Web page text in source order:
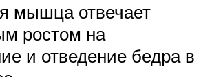
мышца отвечает
ростом на
и отведение бедра в